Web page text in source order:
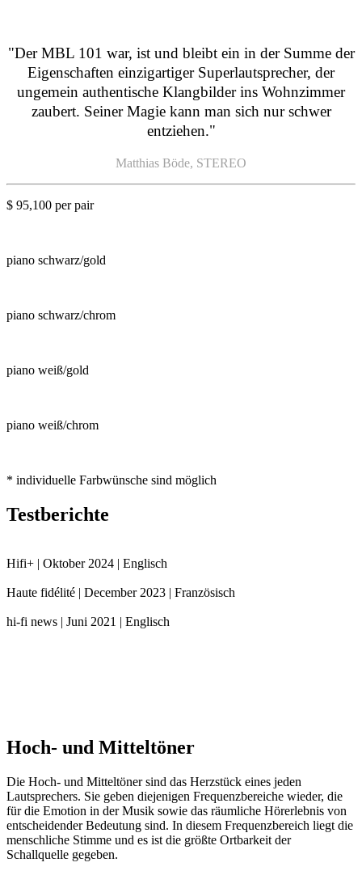
"Der MBL 101 war, ist und bleibt ein in der Summe der
Eigenschaften einzigartiger Superlautsprecher, der
ungemein authentische Klangbilder ins Wohnzimmer
zaubert. Seiner Magie kann man sich nur schwer
entziehen."
Matthias Böde, STEREO
$ 95,100 per pair
piano schwarz/gold
piano schwarz/chrom
piano weiß/gold
piano weiß/chrom
* individuelle Farbwünsche sind möglich
Testberichte
Hifi+ | Oktober 2024 | Englisch
Haute fidélité | December 2023 | Französisch
hi-fi news | Juni 2021 | Englisch
Hoch- und Mitteltöner
Die Hoch- und Mitteltöner sind das Herzstück eines jeden
Lautsprechers. Sie geben diejenigen Frequenzbereiche wieder, die
für die Emotion in der Musik sowie das räumliche Hörerlebnis von
entscheidender Bedeutung sind. In diesem Frequenzbereich liegt die
menschliche Stimme und es ist die größte Ortbarkeit der
Schallquelle gegeben.